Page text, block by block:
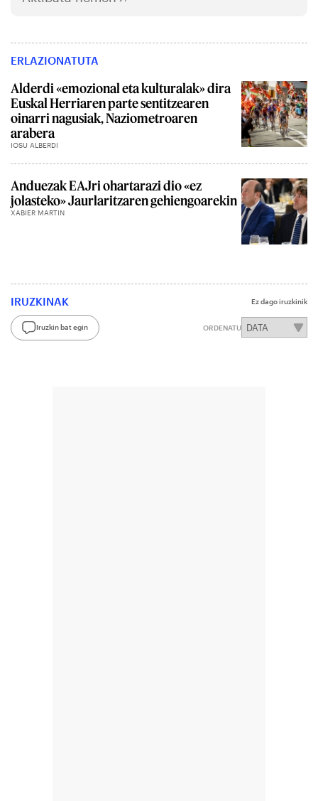
ERLAZIONATUTA
Alderdi «emozional eta kulturalak» dira
Euskal Herriaren parte sentitzearen
oinarri nagusiak, Naziometroaren
arabera
IOSU ALBERDI
Anduezak EAJri ohartarazi dio «ez
jolasteko» Jaurlaritzaren gehiengoarekin
XABIER MARTIN
IRUZKINAK Ez dago iruzkinik
Iruzkin bat egin ORDENATU